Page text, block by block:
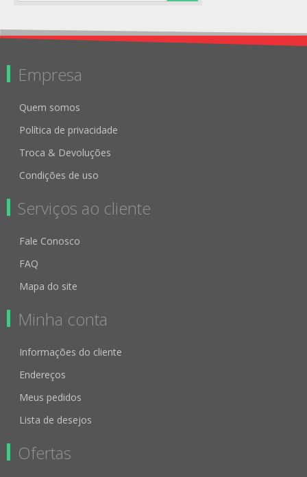
Empresa
Quem somos
Política de privacidade
Troca & Devoluções
Condições de uso
Serviços ao cliente
Fale Conosco
FAQ
Mapa do site
Minha conta
Informações do cliente
Endereços
Meus pedidos
Lista de desejos
Ofertas